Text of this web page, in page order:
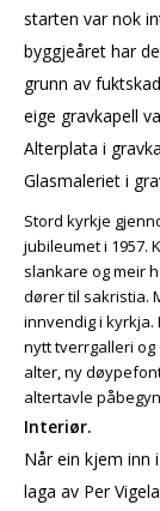
starten var nok
byggjeåret har
grunn av
eige gravkapell
Alterplata i
Glasmaleriet i
Stord kyrkje
jubileumet i 1957.
slankare og meir
dører til sakristia.
innvendig i
nytt tverrgalleri
alter, ny
altertavle
Interiør.
Når ein kjem inn
laga av Per